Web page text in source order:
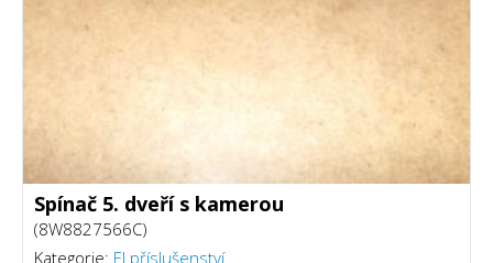
Spínač 5. dveří s kamerou
(8W8827566C)
Kategorie: El.příslušenství